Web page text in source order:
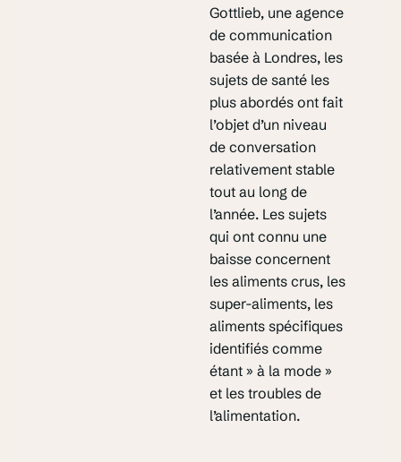
Gottlieb, une agence
de communication
basée à Londres, les
sujets de santé les
plus abordés ont fait
l’objet d’un niveau
de conversation
relativement stable
tout au long de
l’année. Les sujets
qui ont connu une
baisse concernent
les aliments crus, les
super-aliments, les
aliments spécifiques
identifiés comme
étant » à la mode »
et les troubles de
l’alimentation.